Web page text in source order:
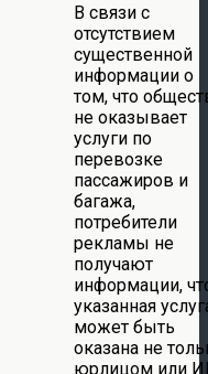
В связи с
отсутствием
существенной
информации о
том, что
не оказывает
услуги по
перевозке
пассажиров и
багажа,
потребители
рекламы не
получают
информации,
указанная
может быть
оказана не
юрлицом или